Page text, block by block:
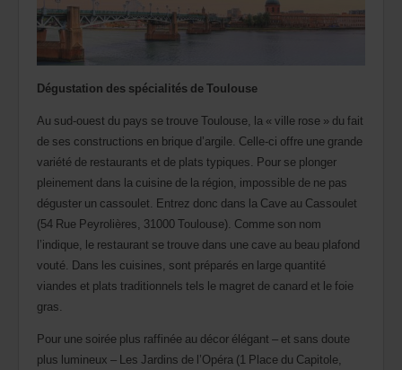
Dégustation des spécialités de Toulouse
Au sud-ouest du pays se trouve Toulouse, la « ville rose » du fait
de ses constructions en brique d’argile. Celle-ci offre une grande
variété de restaurants et de plats typiques. Pour se plonger
pleinement dans la cuisine de la région, impossible de ne pas
déguster un cassoulet. Entrez donc dans la Cave au Cassoulet
(54 Rue Peyrolières, 31000 Toulouse). Comme son nom
l’indique, le restaurant se trouve dans une cave au beau plafond
vouté. Dans les cuisines, sont préparés en large quantité
viandes et plats traditionnels tels le magret de canard et le foie
gras.
Pour une soirée plus raffinée au décor élégant – et sans doute
plus lumineux – Les Jardins de l’Opéra (1 Place du Capitole,